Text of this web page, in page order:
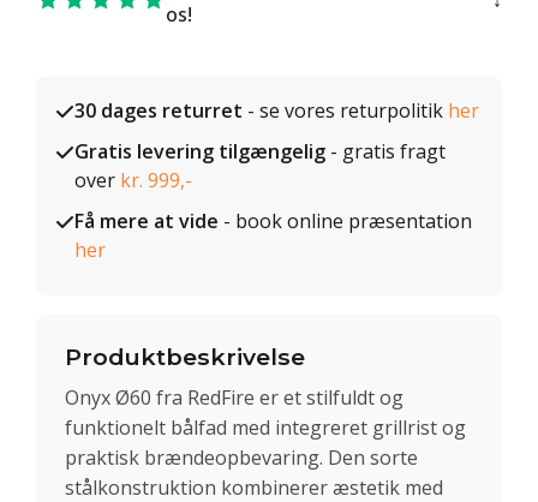
os!
30 dages returret - se vores returpolitik her
Gratis levering tilgængelig - gratis fragt
over kr. 999,-
Få mere at vide - book online præsentation
her
Produktbeskrivelse
Onyx Ø60 fra RedFire er et stilfuldt og
funktionelt bålfad med integreret grillrist og
praktisk brændeopbevaring. Den sorte
stålkonstruktion kombinerer æstetik med